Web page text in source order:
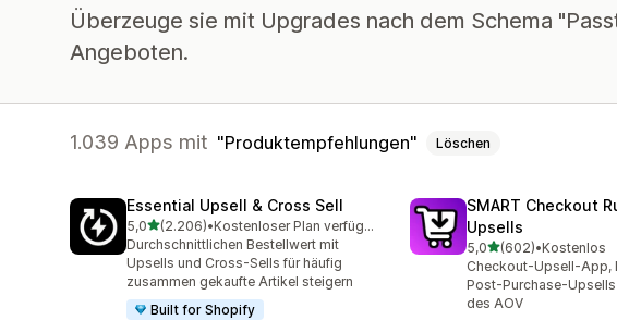
Überzeuge sie mit Upgrades nach dem Schema
Angeboten.
1.039 Apps mit Produktempfehlungen Löschen
Essential Upsell & Cross Sell
5,0von 5 Sternen
(2.206)
2206 Rezensionen insgesamt
•
Kostenloser Plan verfügbar
Durchschnittlichen Bestellwert mit
Upsells und Cross-Sells für häufig
zusammen gekaufte Artikel steigern
Built for Shopify
SMART Checkout
Upsells
5,0von 5 Sternen
(602)
602 Rezensionen
•Kostenlos
Checkout-Upsell-App,
Post-Purchase-
des AOV